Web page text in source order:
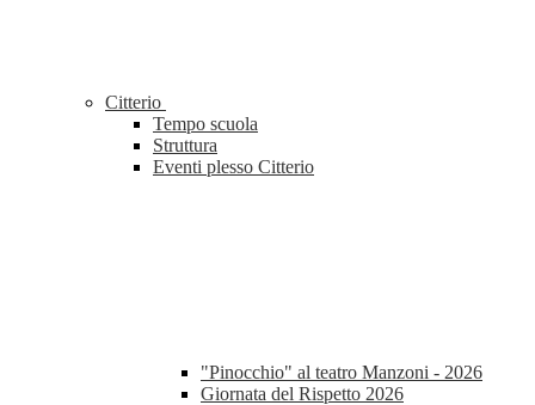
Citterio
Tempo scuola
Struttura
Eventi plesso Citterio
"Pinocchio" al teatro Manzoni - 2026
Giornata del Rispetto 2026